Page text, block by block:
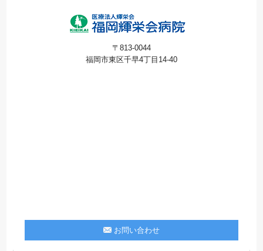
〒813-0044
福岡市東区千早4丁目14-40
お問い合わせ